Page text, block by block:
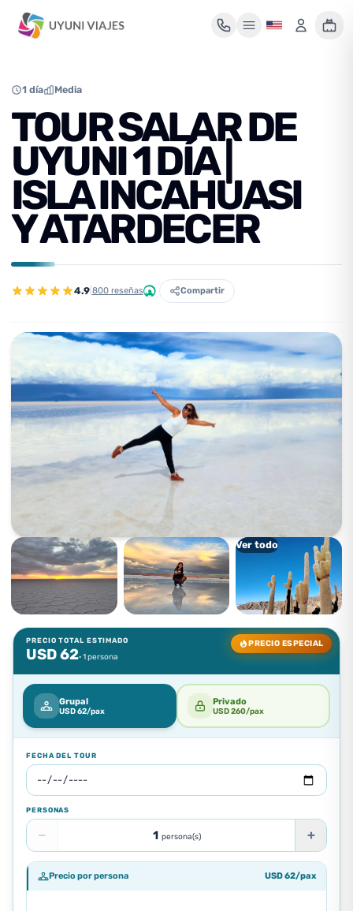
Tu maleta está vacía
Encuentra un tour y pulsa «Reservar» para añadirlo aquí.
1 día Media
TOUR SALAR DE
UYUNI 1 DÍA |
ISLA INCAHUASI
Y ATARDECER
4.9| 800 reseñas Compartir
Ver todo
PRECIO ESPECIAL
PRECIO TOTAL ESTIMADO
USD62· 1 persona
Grupal
USD62/pax
Privado
USD260/pax
FECHA DEL TOUR
PERSONAS
− 1 persona(s) +
Precio por persona USD62/pax
USD260/pax